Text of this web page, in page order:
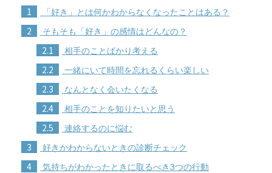
1 「好き」とは何かわからなくなったことはある？
2 そもそも「好き」の感情はどんなの？
2.1 相手のことばかり考える
2.2 一緒にいて時間を忘れるくらい楽しい
2.3 なんとなく会いたくなる
2.4 相手のことを知りたいと思う
2.5 連絡するのに悩む
3 好きかわからないときの診断チェック
4 気持ちがわかったときに取るべき3つの行動